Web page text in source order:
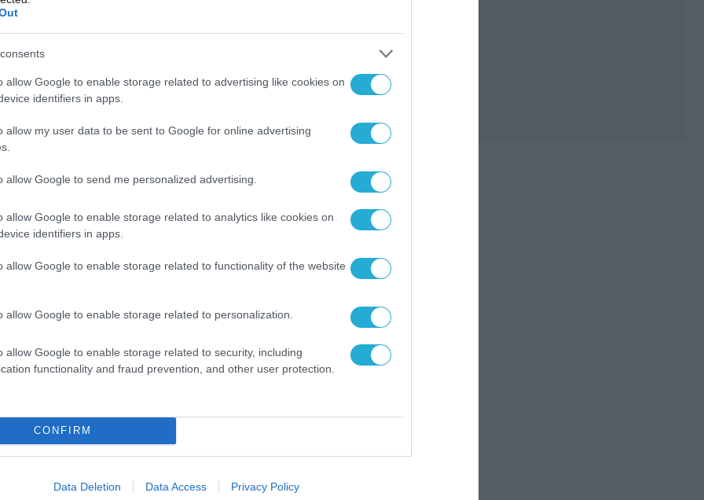
allow Google to enable storage related to advertising like cookies on
identifiers in apps.
allow my user data to be sent to Google for online advertising
allow Google to send me personalized advertising.
allow Google to enable storage related to analytics like cookies on
identifiers in apps.
allow Google to enable storage related to functionality of the website
allow Google to enable storage related to personalization.
allow Google to enable storage related to security, including
functionality and fraud prevention, and other user protection.
CONFIRM
Data Deletion Data Access Privacy Policy
ΑΡΘΡΟ